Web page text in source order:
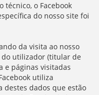
técnico, o Facebook
do nosso site foi
da visita ao nosso
do utilizador (titular de
e páginas visitadas
utiliza
dados que estão